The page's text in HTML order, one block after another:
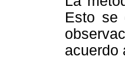
Esto se
acuerdo